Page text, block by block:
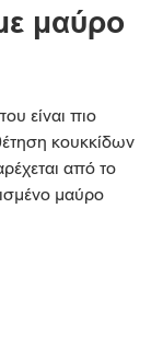
μαύρο
είναι πιο
κουκκίδων
από το
μαύρο